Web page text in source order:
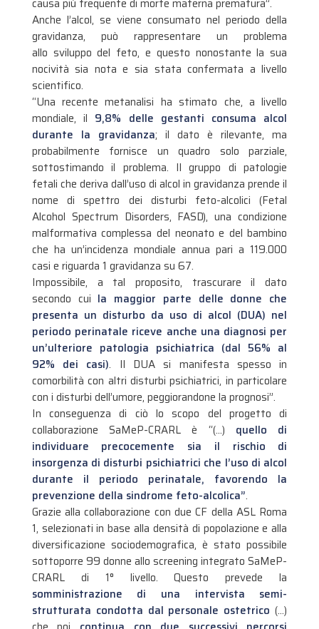
Anche l’alcol, se viene consumato nel periodo della
gravidanza, può rappresentare un problema
allo sviluppo del feto, e questo nonostante la sua
nocività sia nota e sia stata confermata a livello
scientifico.
“Una recente metanalisi ha stimato che, a livello
mondiale, il 9,8% delle gestanti consuma alcol
durante la gravidanza; il dato è rilevante, ma
probabilmente fornisce un quadro solo parziale,
sottostimando il problema. Il gruppo di patologie
fetali che deriva dall’uso di alcol in gravidanza prende il
nome di spettro dei disturbi feto-alcolici (Fetal
Alcohol Spectrum Disorders, FASD), una condizione
malformativa complessa del neonato e del bambino
che ha un’incidenza mondiale annua pari a 119.000
casi e riguarda 1 gravidanza su 67.
Impossibile, a tal proposito, trascurare il dato
secondo cui la maggior parte delle donne che
presenta un disturbo da uso di alcol (DUA) nel
periodo perinatale riceve anche una diagnosi per
un’ulteriore patologia psichiatrica (dal 56% al
92% dei casi). Il DUA si manifesta spesso in
comorbilità con altri disturbi psichiatrici, in particolare
con i disturbi dell’umore, peggiorandone la prognosi”.
In conseguenza di ciò lo scopo del progetto di
collaborazione SaMeP-CRARL è “(…) quello di
individuare precocemente sia il rischio di
insorgenza di disturbi psichiatrici che l’uso di alcol
durante il periodo perinatale, favorendo la
prevenzione della sindrome feto-alcolica”.
Grazie alla collaborazione con due CF della ASL Roma
1, selezionati in base alla densità di popolazione e alla
diversificazione sociodemografica, è stato possibile
sottoporre 99 donne allo screening integrato SaMeP-
CRARL di 1° livello. Questo prevede la
somministrazione di una intervista semi-
strutturata condotta dal personale ostetrico (…)